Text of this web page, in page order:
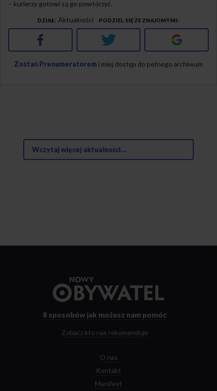
– kurierzy gotowi są go powtórzyć.
DZIAŁ Aktualności PODZIEL SIĘ ZE ZNAJOMYMI
Facebook Twitter Google+
Zostań Prenumeratorem i miej dostęp do pełnego archiwum
Wczytaj więcej aktualności...
strony
8 sposobów jak możesz nam pomóc
Zobacz kto nas rekomenduje
O nas
Kontakt
Manifest